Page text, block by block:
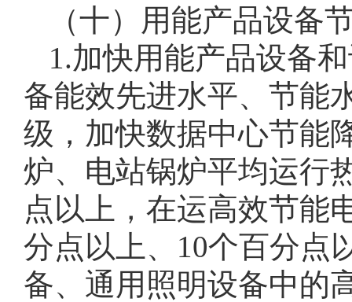
（十）用能产品设备
1.加快用能产品设备
备能效先进水平、节能
级，加快数据中心节能
炉、电站锅炉平均运行
点以上，在运高效节能
分点以上、10个百分点
备、通用照明设备中的